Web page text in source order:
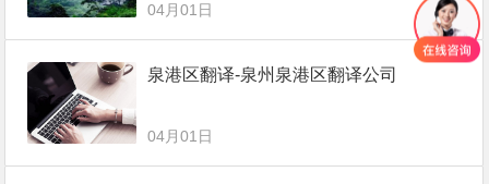
04月01日
泉港区翻译-泉州泉港区翻译公司
04月01日